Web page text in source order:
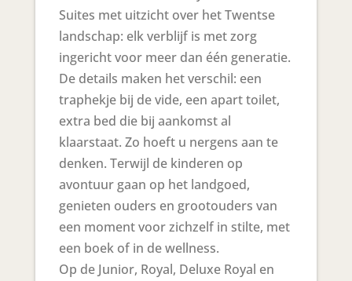
Suites met uitzicht over het Twentse
landschap: elk verblijf is met zorg
ingericht voor meer dan één generatie.
De details maken het verschil: een
traphekje bij de vide, een apart toilet,
extra bed die bij aankomst al
klaarstaat. Zo hoeft u nergens aan te
denken. Terwijl de kinderen op
avontuur gaan op het landgoed,
genieten ouders en grootouders van
een moment voor zichzelf in stilte, met
een boek of in de wellness.
Op de Junior, Royal, Deluxe Royal en